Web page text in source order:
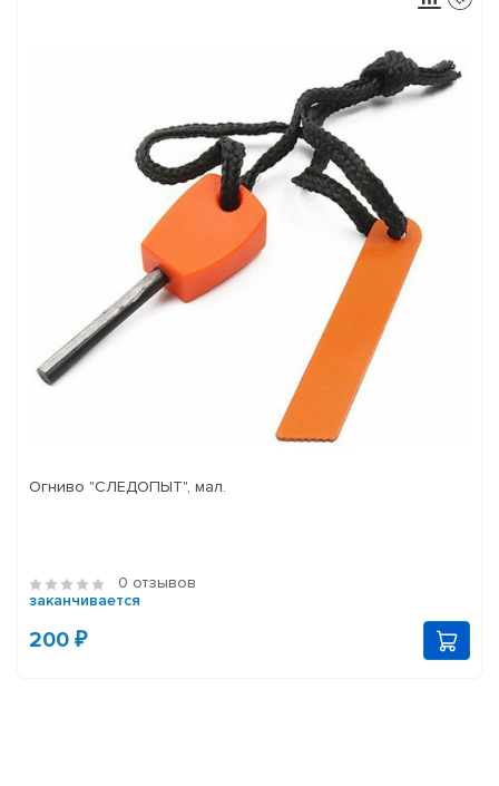
Огниво "СЛЕДОПЫТ", мал.
0 отзывов
заканчивается
200 ₽